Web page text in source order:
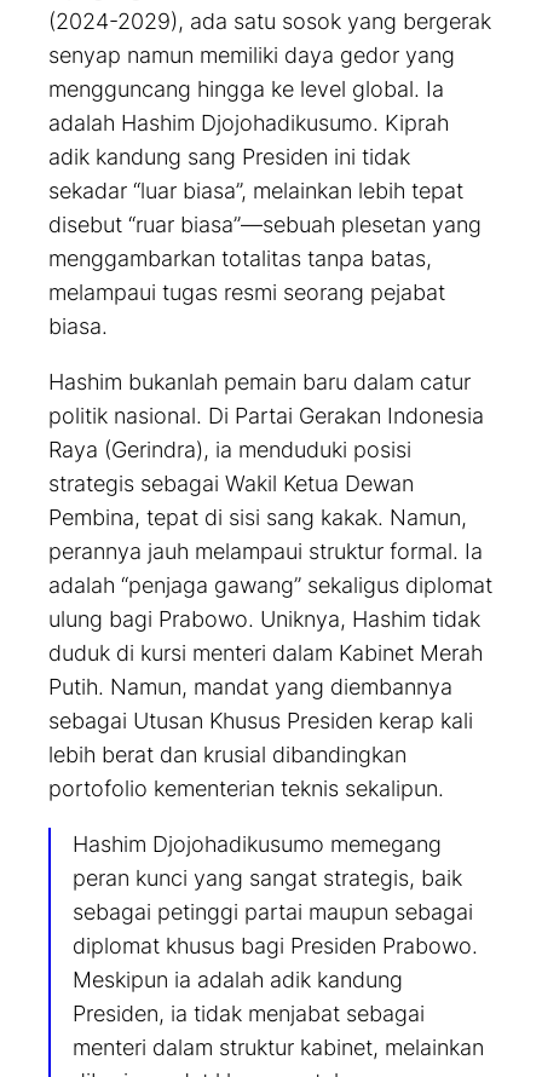
(2024-2029), ada satu sosok yang bergerak
senyap namun memiliki daya gedor yang
mengguncang hingga ke level global. Ia
adalah Hashim Djojohadikusumo. Kiprah
adik kandung sang Presiden ini tidak
sekadar “luar biasa”, melainkan lebih tepat
disebut “ruar biasa”—sebuah plesetan yang
menggambarkan totalitas tanpa batas,
melampaui tugas resmi seorang pejabat
biasa.
Hashim bukanlah pemain baru dalam catur
politik nasional. Di Partai Gerakan Indonesia
Raya (Gerindra), ia menduduki posisi
strategis sebagai Wakil Ketua Dewan
Pembina, tepat di sisi sang kakak. Namun,
perannya jauh melampaui struktur formal. Ia
adalah “penjaga gawang” sekaligus diplomat
ulung bagi Prabowo. Uniknya, Hashim tidak
duduk di kursi menteri dalam Kabinet Merah
Putih. Namun, mandat yang diembannya
sebagai Utusan Khusus Presiden kerap kali
lebih berat dan krusial dibandingkan
portofolio kementerian teknis sekalipun.
Hashim Djojohadikusumo memegang
peran kunci yang sangat strategis, baik
sebagai petinggi partai maupun sebagai
diplomat khusus bagi Presiden Prabowo.
Meskipun ia adalah adik kandung
Presiden, ia tidak menjabat sebagai
menteri dalam struktur kabinet, melainkan